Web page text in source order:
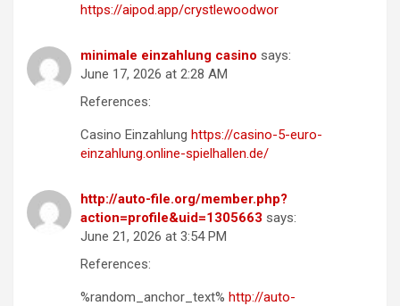
https://aipod.app/crystlewoodwor
minimale einzahlung casino says:
June 17, 2026 at 2:28 AM
References:
Casino Einzahlung https://casino-5-euro-
einzahlung.online-spielhallen.de/
http://auto-file.org/member.php?
action=profile&uid=1305663 says:
June 21, 2026 at 3:54 PM
References:
%random_anchor_text% http://auto-